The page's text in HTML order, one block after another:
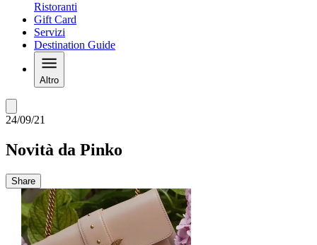
Ristoranti
Gift Card
Servizi
Destination Guide
Altro
24/09/21
Novità da Pinko
Share